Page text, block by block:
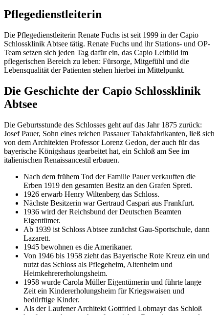
Pflegedienstleiterin
Die Pflegedienstleiterin Renate Fuchs ist seit 1999 in der Capio
Schlossklinik Abtsee tätig. Renate Fuchs und ihr Stations- und OP-
Team setzen sich jeden Tag dafür ein, das Capio Leitbild im
pflegerischen Bereich zu leben: Fürsorge, Mitgefühl und die
Lebensqualität der Patienten stehen hierbei im Mittelpunkt.
Die Geschichte der Capio Schlossklinik
Abtsee
Die Geburtsstunde des Schlosses geht auf das Jahr 1875 zurück:
Josef Pauer, Sohn eines reichen Passauer Tabakfabrikanten, ließ sich
von dem Architekten Professor Lorenz Gedon, der auch für das
bayerische Königshaus gearbeitet hat, ein Schloß am See im
italienischen Renaissancestil erbauen.
Nach dem frühem Tod der Familie Pauer verkauften die
Erben 1919 den gesamten Besitz an den Grafen Spreti.
1926 erwarb Henry Wiltenberg das Schloss.
Nächste Besitzerin war Gertraud Caspari aus Frankfurt.
1936 wird der Reichsbund der Deutschen Beamten
Eigentümer.
Ab 1939 ist Schloss Abtsee zunächst Gau-Sportschule, dann
Lazarett.
1945 bewohnen es die Amerikaner.
Von 1946 bis 1958 zieht das Bayerische Rote Kreuz ein und
nutzt das Schloss als Pflegeheim, Altenheim und
Heimkehrererholungsheim.
1958 wurde Carola Müller Eigentümerin und führte lange
Zeit ein Kindererholungsheim für Kriegswaisen und
bedürftige Kinder.
Als der Laufener Architekt Gottfried Lobmayr das Schloß